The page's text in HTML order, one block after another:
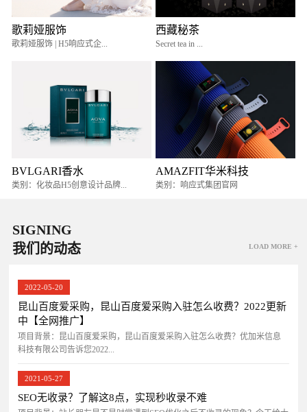
歌莉娅服饰
歌莉娅服饰 | H5响应式企...
西藏秘茶
Secret tea in ...
BVLGARI香水
类别：化妆品H5创意设计品牌...
AMAZFIT华米科技
类别：响应式集团官网
SIGNING
我们的动态
LOAD MORE +
2022-05-20
昆山百度爱采购，昆山百度爱采购入驻怎么收费？2022更新
中【全网推广】
项目背景：昆山百度爱采购，昆山百度爱采购入驻怎么收费？优加米信息
科技有限公司告诉您2022...
2021-05-27
SEO无收录？了解这8点，实现秒收录不难